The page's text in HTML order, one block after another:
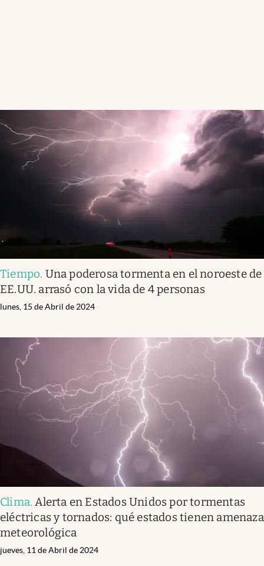
Tiempo. Una poderosa tormenta en el noroeste de
EE.UU. arrasó con la vida de 4 personas
lunes, 15 de Abril de 2024
Clima.Alerta en Estados Unidos por tormentas
eléctricas y tornados: qué estados tienen amenaza
meteorológica
jueves, 11 de Abril de 2024